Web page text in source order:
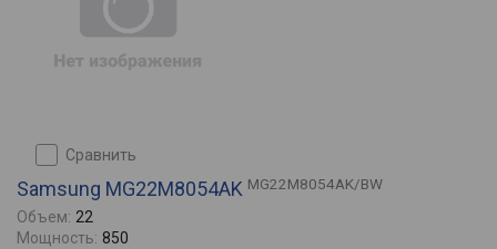
сравнить
Samsung MG22M8054AK MG22M8054AK/BW
Объем: 22
Мощность: 850